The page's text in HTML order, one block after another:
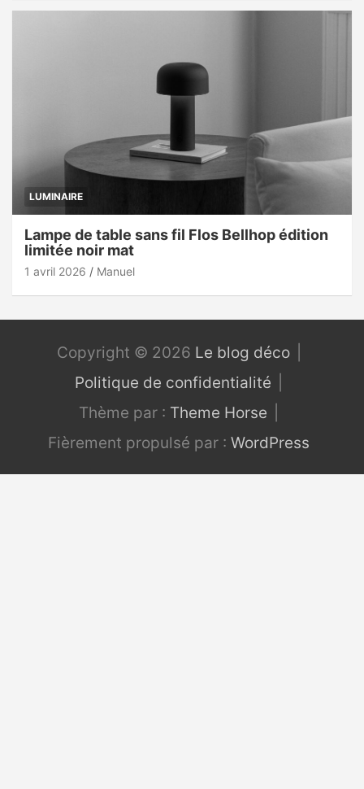
LUMINAIRE
Lampe de table sans fil Flos Bellhop édition
limitée noir mat
1 avril 2026 Manuel
Copyright © 2026 Le blog déco
Politique de confidentialité
Thème par : Theme Horse
Fièrement propulsé par : WordPress